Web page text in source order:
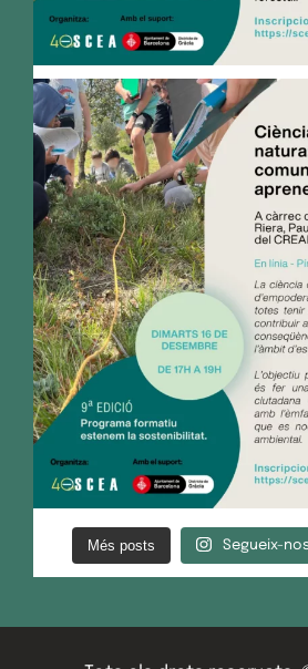
Més posts Segueix-